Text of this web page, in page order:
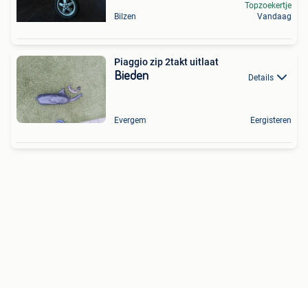
Bilzen
Topzoekertje
Vandaag
Piaggio zip 2takt uitlaat
Bieden Details
Evergem Eergisteren